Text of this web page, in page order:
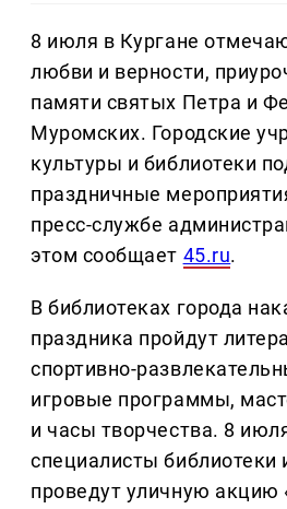
8 июля в Кургане
любви и верности,
памяти святых Петра и
Муромских. Городские
культуры и библиотеки
праздничные
пресс-службе
этом сообщает 45.ru.
В библиотеках города
праздника пройдут
спортивно-
игровые программы,
и часы творчества. 8
специалисты
проведут уличную